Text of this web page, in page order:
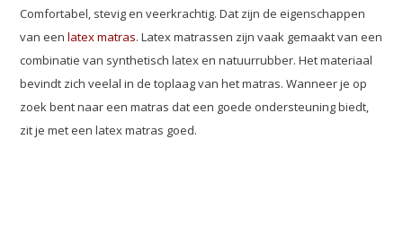
Comfortabel, stevig en veerkrachtig. Dat zijn de eigenschappen
van eenlatex matras. Latex matrassen zijn vaak gemaakt van een
combinatie van synthetisch latex en natuurrubber. Het materiaal
bevindt zich veelal in de toplaag van het matras. Wanneer je op
zoek bent naar een matras dat een goede ondersteuning biedt,
zit je met een latex matras goed.